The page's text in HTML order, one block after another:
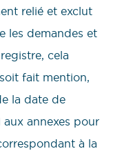
relié et exclut
les demandes et
cela
fait mention,
la date de
annexes pour
à la